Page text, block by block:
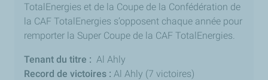
TotalEnergies et de la Coupe de la Confédération de
la CAF TotalEnergies s’opposent chaque année pour
remporter la Super Coupe de la CAF TotalEnergies.
Tenant du titre : Al Ahly
Record de victoires : Al Ahly (7 victoires)